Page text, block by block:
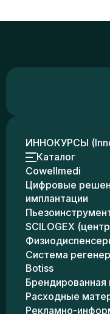
ИННОКУРСЫ
Каталог
Cowellmedi
Цифровые
имплантации
SCILOGEX
Система
Botiss
Брендированная
Расходные
Рекламно-